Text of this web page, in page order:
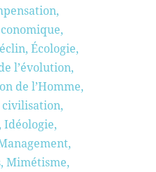
,
,
, Écologie,
l’évolution,
de l’Homme,
,
, Idéologie,
,
, Mimétisme,